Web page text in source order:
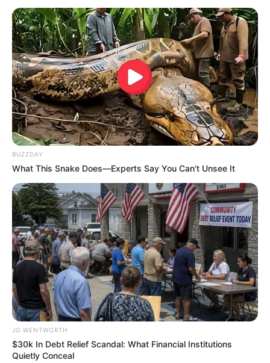
A Rihanna Museum Is Probably Opening Soon
BRAINBERRIES
DNA Analysis Revealed The Sick Truth About
Ancient Vikings
BRAINBERRIES
BUZZDAY
What This Snake Does—Experts Say You Can't Unsee It
JG WENTWORTH
$30k In Debt Relief Scandal: What Financial Institutions
Quietly Conceal